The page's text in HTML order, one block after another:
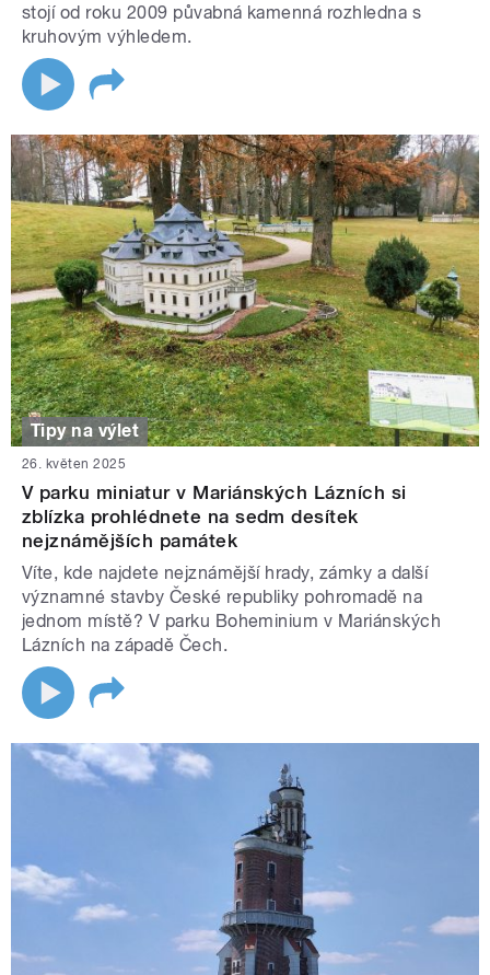
stojí od roku 2009 půvabná kamenná rozhledna s
kruhovým výhledem.
Tipy na výlet
26. květen 2025
V parku miniatur v Mariánských Lázních si
zblízka prohlédnete na sedm desítek
nejznámějších památek
Víte, kde najdete nejznámější hrady, zámky a další
významné stavby České republiky pohromadě na
jednom místě? V parku Boheminium v Mariánských
Lázních na západě Čech.